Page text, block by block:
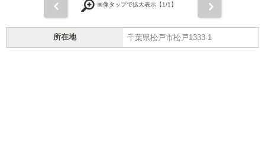
画像タップで拡大表示【1/1】
所在地 千葉県松戸市松戸1333-1